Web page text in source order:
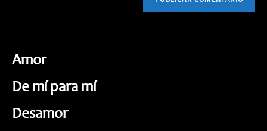
Amor
De mí para mí
Desamor